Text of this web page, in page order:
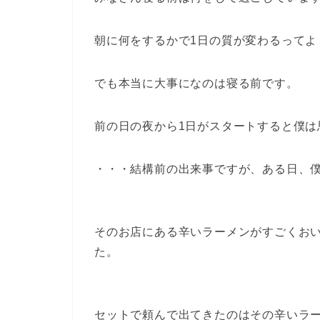
朝に何をするかで1日の質が変わるって
でも本当に大事になのは寝る前です。
前の日の夜から1日がスタートすると僕
・・・結構前の出来事ですが、ある日
そのお店にある辛いラーメンがすごくお
た。
セットで頼んで出てきたのはその辛いラ